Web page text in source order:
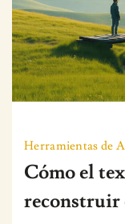
Herramientas de
Cómo el